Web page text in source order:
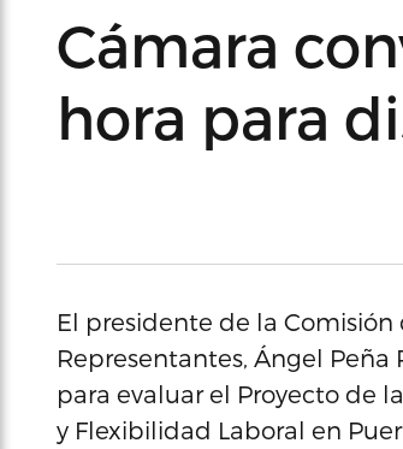
Cámara
hora para
El presidente de la
Representantes, Ángel Peña
para evaluar el Proyecto de
y Flexibilidad Laboral en